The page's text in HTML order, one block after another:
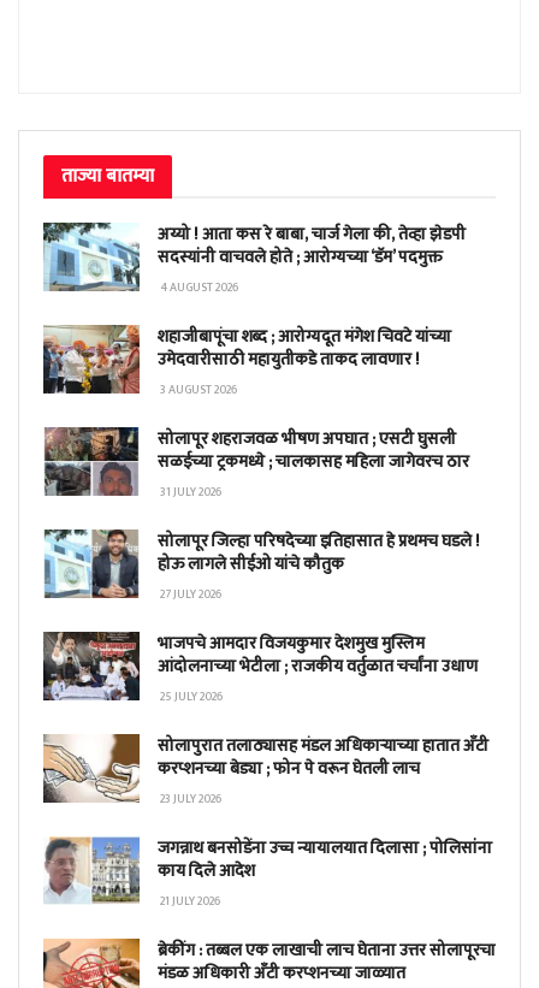
ताज्या बातम्या
अय्यो ! आता कस रे बाबा, चार्ज गेला की, तेव्हा झेडपी
सदस्यांनी वाचवले होते ; आरोग्यच्या ‘डॅम’ पदमुक्त
4 AUGUST 2026
शहाजीबापूंचा शब्द ; आरोग्यदूत मंगेश चिवटे यांच्या
उमेदवारीसाठी महायुतीकडे ताकद लावणार !
3 AUGUST 2026
सोलापूर शहराजवळ भीषण अपघात ; एसटी घुसली
सळईच्या ट्रकमध्ये ; चालकासह महिला जागेवरच ठार
31 JULY 2026
सोलापूर जिल्हा परिषदेच्या इतिहासात हे प्रथमच घडले !
होऊ लागले सीईओ यांचे कौतुक
27 JULY 2026
भाजपचे आमदार विजयकुमार देशमुख मुस्लिम
आंदोलनाच्या भेटीला ; राजकीय वर्तुळात चर्चांना उधाण
25 JULY 2026
सोलापुरात तलाठ्यासह मंडल अधिकाऱ्याच्या हातात अँटी
करप्शनच्या बेड्या ; फोन पे वरून घेतली लाच
23 JULY 2026
जगन्नाथ बनसोडेंना उच्च न्यायालयात दिलासा ; पोलिसांना
काय दिले आदेश
21 JULY 2026
ब्रेकींग : तब्बल एक लाखाची लाच घेताना उत्तर सोलापूरचा
मंडळ अधिकारी अँटी करप्शनच्या जाळ्यात